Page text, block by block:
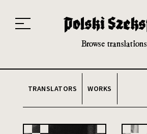
20th and 21st century module
Browse translations
TRANSLATORS WORKS